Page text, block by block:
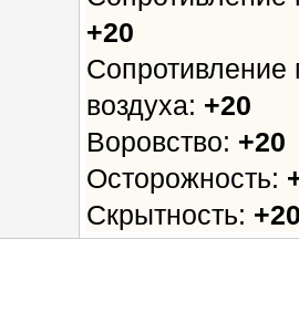
+20
Сопротивление
воздуха: +20
Воровство: +20
Осторожность:
Скрытность: